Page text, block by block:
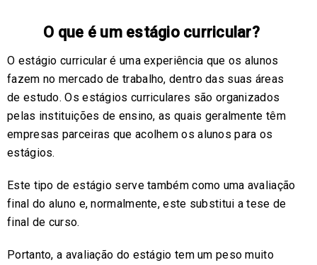
O que é um estágio curricular?
O estágio curricular é uma experiência que os alunos
fazem no mercado de trabalho, dentro das suas áreas
de estudo. Os estágios curriculares são organizados
pelas instituições de ensino, as quais geralmente têm
empresas parceiras que acolhem os alunos para os
estágios.
Este tipo de estágio serve também como uma avaliação
final do aluno e, normalmente, este substitui a tese de
final de curso.
Portanto, a avaliação do estágio tem um peso muito